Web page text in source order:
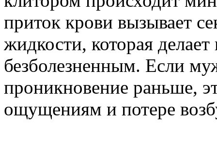
приток крови вызывает
жидкости, которая
безболезненным. Если
проникновение раньше,
ощущениям и потере